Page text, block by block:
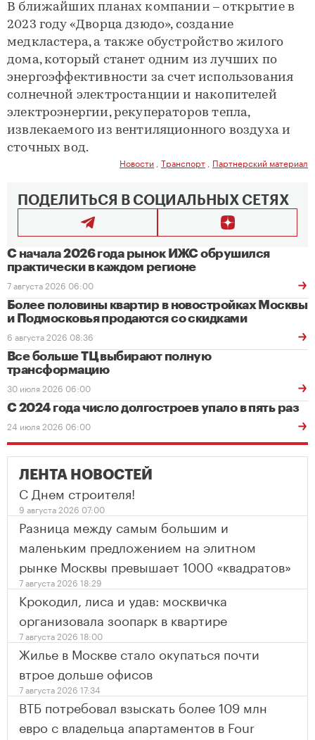
В ближайших планах компании – открытие в
2023 году «Дворца дзюдо», создание
медкластера, а также обустройство жилого
дома, который станет одним из лучших по
энергоэффективности за счет использования
солнечной электростанции и накопителей
электроэнергии, рекуператоров тепла,
извлекаемого из вентиляционного воздуха и
сточных вод.
Новости Транспорт Партнерский материал
ПОДЕЛИТЬСЯ В СОЦИАЛЬНЫХ СЕТЯХ
С начала 2026 года рынок ИЖС обрушился
практически в каждом регионе
7 августа 2026 06:00
Более половины квартир в новостройках Москвы
и Подмосковья продаются со скидками
6 августа 2026 08:36
Все больше ТЦ выбирают полную
трансформацию
30 июля 2026 06:00
С 2024 года число долгостроев упало в пять раз
24 июля 2026 06:00
ЛЕНТА НОВОСТЕЙ
С Днем строителя!
9 августа 2026 07:00
Разница между самым большим и
маленьким предложением на элитном
рынке Москвы превышает 1000 «квадратов»
7 августа 2026 18:29
Крокодил, лиса и удав: москвичка
организовала зоопарк в квартире
7 августа 2026 18:00
Жилье в Москве стало окупаться почти
втрое дольше офисов
7 августа 2026 17:34
ВТБ потребовал взыскать более 109 млн
евро с владельца апартаментов в Four